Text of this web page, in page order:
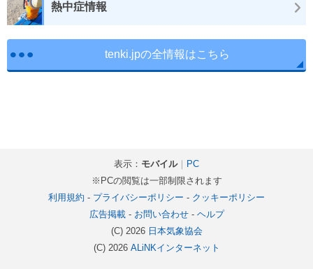
熱中症情報
tenki.jpの全情報はこちら
表示： モバイル｜
PC
※PCの閲覧は一部制限されます
利用規約 - プライバシーポリシー - クッキーポリシー
広告掲載- お問い合わせ- ヘルプ
(C) 2026 日本気象協会
(C) 2026 ALiNKインターネット